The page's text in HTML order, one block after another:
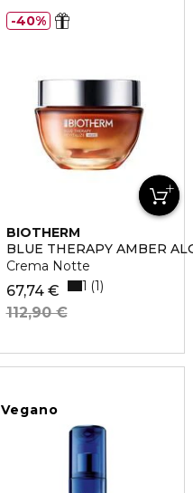
BIOTHERM
BLUE THERAPY AMBER
Crema Notte
67,74 €
112,90 €
1 1
40%
Vegano